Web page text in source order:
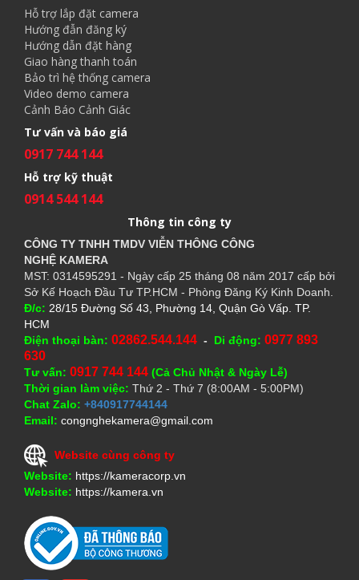
Hỗ trợ lắp đặt camera
Hướng đẫn đăng ký
Hướng dẫn đặt hàng
Giao hàng thanh toán
Bảo trì hệ thống camera
Video demo camera
Cảnh Báo Cảnh Giác
Tư vấn và báo giá
0917 744 144
Hỗ trợ kỹ thuật
0914 544 144
Thông tin công ty
CÔNG TY TNHH TMDV VIỄN THÔNG CÔNG
NGHỆ KAMERA
MST: 0314595291 - Ngày cấp 25 tháng 08 năm 2017 cấp bởi
Sở Kế Hoạch Đầu Tư TP.HCM - Phòng Đăng Ký Kinh Doanh.
Đ/c: 28/15 Đường Số 43, Phường 14, Quận Gò Vấp. TP.
HCM
Điện thoại bàn: 02862.544.144 - Di động: 0977 893
630
Tư vấn: 0917 744 144 (Cả Chủ Nhật & Ngày Lễ)
Thời gian làm việc: Thứ 2 - Thứ 7 (8:00AM - 5:00PM)
Chat Zalo: +840917744144
Email: congnghekamera@gmail.com
Website cùng công ty
Website: https://kameracorp.vn
Website: https://kamera.vn